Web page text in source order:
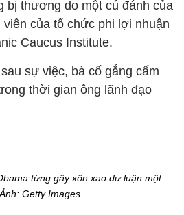
bị thương do một cú đánh của
viên của tổ chức phi lợi nhuận
Caucus Institute.
sự việc, bà cố gắng cấm
thời gian ông lãnh đạo
từng gây xôn xao dư luận một
Getty Images.